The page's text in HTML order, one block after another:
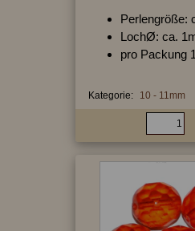
Perlengröße:
LochØ: ca.
pro Packung
Kategorie: 10 - 11mm